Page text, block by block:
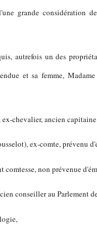
grande considération
autrefois un des
et sa femme,
chevalier, ancien
ex-comte, prévenu
non prévenue
conseiller au Parlement